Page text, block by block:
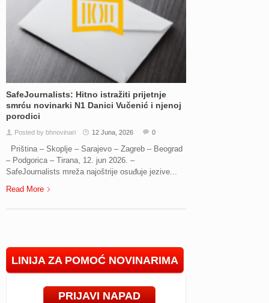
SafeJournalists: Hitno istražiti prijetnje
smrću novinarki N1 Danici Vučenić i njenoj
porodici
Posted by bhnovinari 12 Juna, 2026 0
Priština – Skoplje – Sarajevo – Zagreb – Beograd
– Podgorica – Tirana, 12. jun 2026. –
SafeJournalists mreža najoštrije osuđuje jezive...
Read More
LINIJA ZA POMOĆ NOVINARIMA
PRIJAVI NAPAD